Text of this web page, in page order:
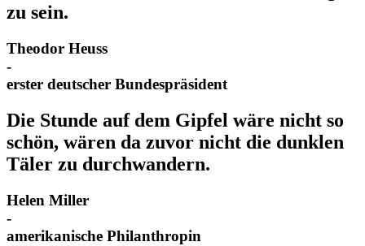
zu sein.
Theodor Heuss
-
erster deutscher Bundespräsident
Die Stunde auf dem Gipfel wäre nicht so
schön, wären da zuvor nicht die dunklen
Täler zu durchwandern.
Helen Miller
-
amerikanische Philanthropin